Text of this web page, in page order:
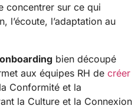
concentrer sur ce qui
l’écoute, l’adaptation au
bien découpé
aux équipes RH de créer
Conformité et la
la Culture et la Connexion